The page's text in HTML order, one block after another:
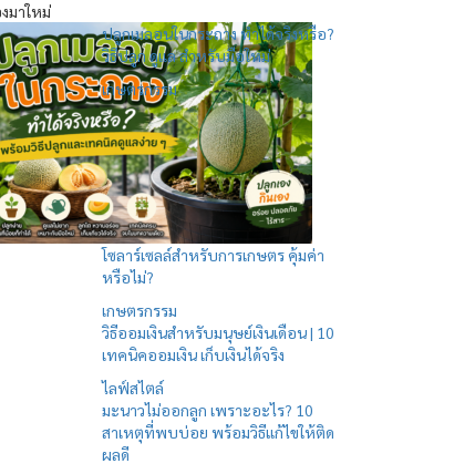
งมาใหม่
ปลูกเมลอนในกระถาง ทำได้จริงหรือ?
วิธีปลูก ดูแล สำหรับมือใหม่
เกษตรกรรม
โซลาร์เซลล์สำหรับการเกษตร คุ้มค่า
หรือไม่?
เกษตรกรรม
วิธีออมเงินสำหรับมนุษย์เงินเดือน | 10
เทคนิคออมเงิน เก็บเงินได้จริง
ไลฟ์สไตล์
มะนาวไม่ออกลูก เพราะอะไร? 10
สาเหตุที่พบบ่อย พร้อมวิธีแก้ไขให้ติด
ผลดี